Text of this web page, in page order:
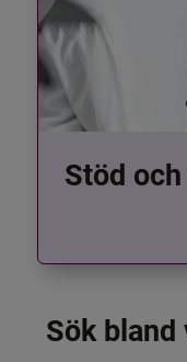
Stöd
Sök